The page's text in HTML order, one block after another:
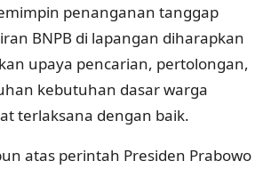
penanganan tanggap
BNPB di lapangan diharapkan
upaya pencarian, pertolongan,
kebutuhan dasar warga
terlaksana dengan baik.
atas perintah Presiden Prabowo